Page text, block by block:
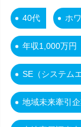
40代 ホ
年収1,000万円
SE（システム
地域未来牽引